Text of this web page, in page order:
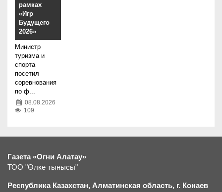
рамках
«Игр
Будущего
2026»
Министр
туризма и
спорта
посетил
соревнования
по ф...
08.08.2026
109
Газета «Огни Алатау»
ТОО "Өлке тынысы"
Республика Казахстан, Алматинская область, г. Конаев